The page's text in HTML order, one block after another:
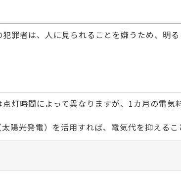
罪者は、人に見られることを嫌うため、明
灯時間によって異なりますが、1カ月の電気
陽光発電）を活用すれば、電気代を抑えるこ